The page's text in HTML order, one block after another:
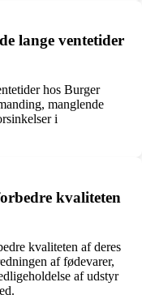
lange ventetider
hos Burger
manglende
i
kvaliteten
kvaliteten af deres
af fødevarer,
af udstyr